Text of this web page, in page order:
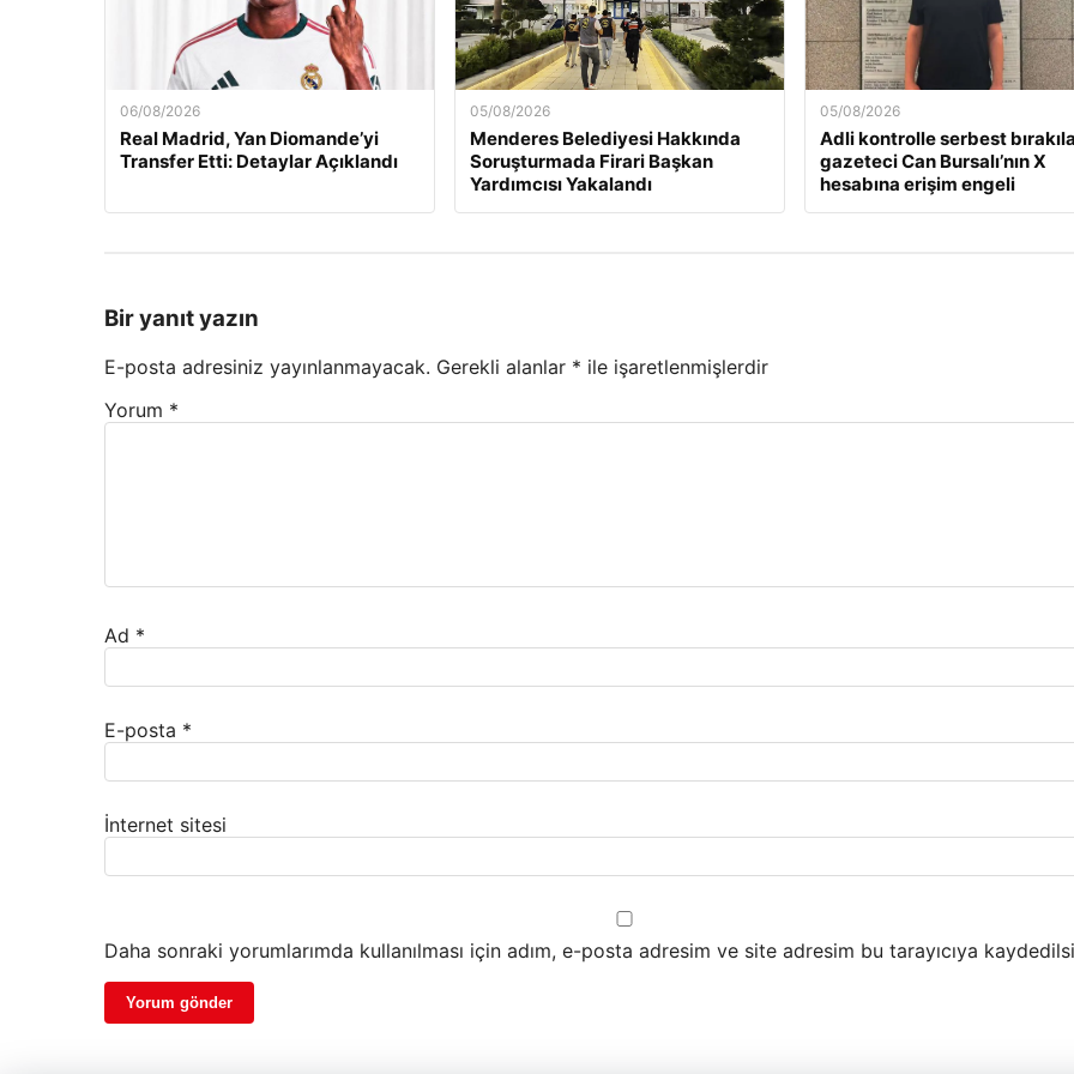
06/08/2026
Real Madrid, Yan Diomande’yi
Transfer Etti: Detaylar Açıklandı
05/08/2026
Menderes Belediyesi Hakkında
Soruşturmada Firari Başkan
Yardımcısı Yakalandı
05/08/2026
Adli kontrolle serbest
gazeteci Can Bursalı’nın X
hesabına erişim engeli
Bir yanıt yazın
E-posta adresiniz yayınlanmayacak. Gerekli alanlar * ile işaretlenmişlerdir
Yorum *
Ad *
E-posta *
İnternet sitesi
Daha sonraki yorumlarımda kullanılması için adım, e-posta adresim ve site adresim bu tarayıcıya